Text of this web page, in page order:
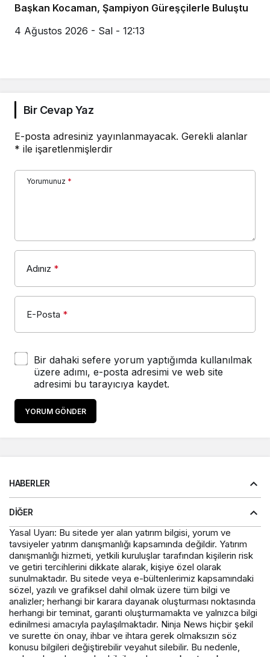
Başkan Kocaman, Şampiyon Güreşçilerle Buluştu
4 Ağustos 2026 - Sal - 12:13
Bir Cevap Yaz
E-posta adresiniz yayınlanmayacak. Gerekli alanlar
* ile işaretlenmişlerdir
Yorumunuz *
Adınız *
E-Posta *
Bir dahaki sefere yorum yaptığımda kullanılmak
üzere adımı, e-posta adresimi ve web site
adresimi bu tarayıcıya kaydet.
YORUM GÖNDER
HABERLER
DIĞER
Yasal Uyarı: Bu sitede yer alan yatırım bilgisi, yorum ve
tavsiyeler yatırım danışmanlığı kapsamında değildir. Yatırım
danışmanlığı hizmeti, yetkili kuruluşlar tarafından kişilerin risk
ve getiri tercihlerini dikkate alarak, kişiye özel olarak
sunulmaktadır. Bu sitede veya e-bültenlerimiz kapsamındaki
sözel, yazılı ve grafiksel dahil olmak üzere tüm bilgi ve
analizler; herhangi bir karara dayanak oluşturması noktasında
herhangi bir teminat, garanti oluşturmamakta ve yalnızca bilgi
edinilmesi amacıyla paylaşılmaktadır. Ninja News hiçbir şekil
ve surette ön onay, ihbar ve ihtara gerek olmaksızın söz
konusu bilgileri değiştirebilir veyahut silebilir. Bu nedenle,